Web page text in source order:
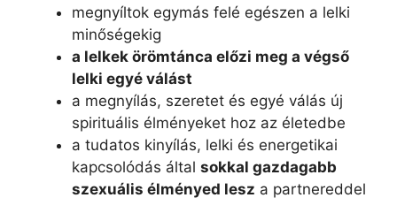
megnyíltok egymás felé egészen a lelki
minőségekig
a lelkek örömtánca előzi meg a végső
lelki egyé válást
a megnyílás, szeretet és egyé válás új
spirituális élményeket hoz az életedbe
a tudatos kinyílás, lelki és energetikai
kapcsolódás által sokkal gazdagabb
szexuális élményed lesz a partnereddel